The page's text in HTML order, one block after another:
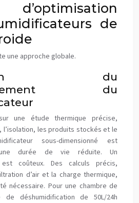
d’optimisation
de
une approche globale.
du
du
une étude thermique précise,
l’isolation, les produits stockés et le
sous-dimensionné est
durée de vie réduite. Un
est coûteux. Des calculs précis,
d’air et la charge thermique,
nécessaire. Pour une chambre de
de déshumidification de 50L/24h